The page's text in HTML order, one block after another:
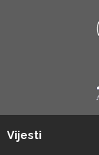
Vijesti